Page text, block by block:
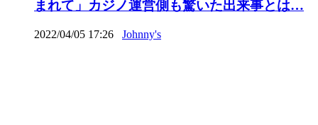
まれて」カジノ運営側も驚いた出来事とは…
2022/04/05 17:26 Johnny's